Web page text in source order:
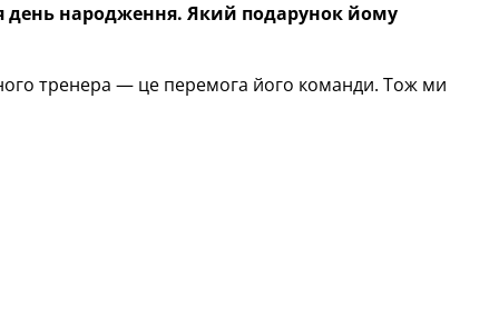
день народження. Який подарунок йому
тренера — це перемога його команди. Тож ми